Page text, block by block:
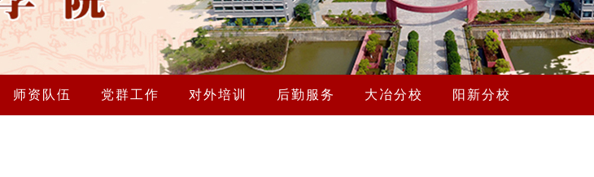
师资队伍 党群工作 对外培训 后勤服务 大冶分校 阳新分校